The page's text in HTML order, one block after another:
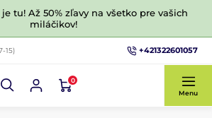
tu! Až 50% zľavy na všetko pre vašich
miláčikov!
15) +421322601057
0
Menu